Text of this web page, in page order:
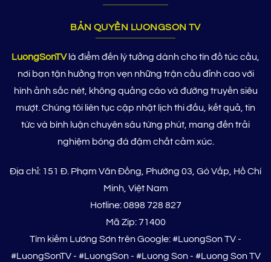
BẢN QUYỀN LUONGSON TV
LuongSonTVlà điểm đến lý tưởng dành cho tín đồ túc cầu,
nơi bạn tận hưởng trọn vẹn những trận cầu đỉnh cao với
hình ảnh sắc nét, không quảng cáo và đường truyền siêu
mượt. Chúng tôi liên tục cập nhật lịch thi đấu, kết quả, tin
tức và bình luận chuyên sâu từng phút, mang đến trải
nghiệm bóng đá đậm chất cảm xúc.
Địa chỉ: 151 Đ. Phạm Văn Đồng, Phường 03, Gò Vấp, Hồ Chí
Minh, Việt Nam
Hotline: 0898 728 827
Mã Zip: 71400
Tìm kiếm Lương Sơn trên Google: #LuongSon TV -
#LuongSonTV - #LuongSon - #Luong Son - #Luong Son TV